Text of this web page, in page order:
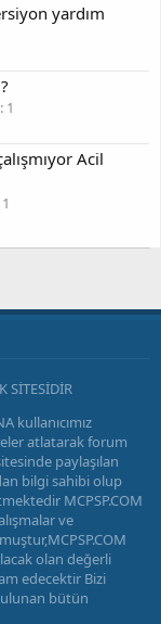
yardım
1
Acil
SİTESİDİR
kullanıcımız
atlatarak forum
paylaşılan
bilgi sahibi olup
MCPSP.COM
ve
olan değerli
edecektir Bizi
bütün